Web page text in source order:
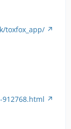
toxfox_app/